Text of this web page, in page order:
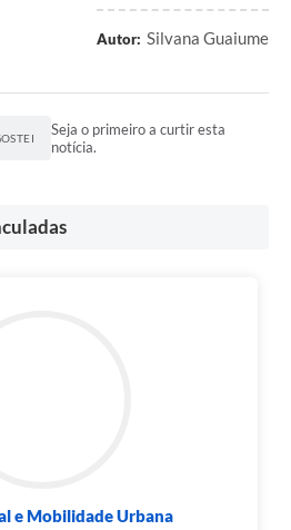
Autor: Silvana Guaiume
Seja o primeiro a curtir esta
notícia.
e Mobilidade Urbana